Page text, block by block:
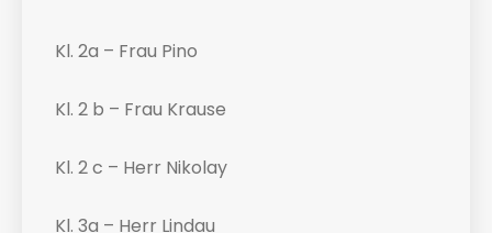
Kl. 2a – Frau Pino
Kl. 2 b – Frau Krause
Kl. 2 c – Herr Nikolay
Kl. 3a – Herr Lindau